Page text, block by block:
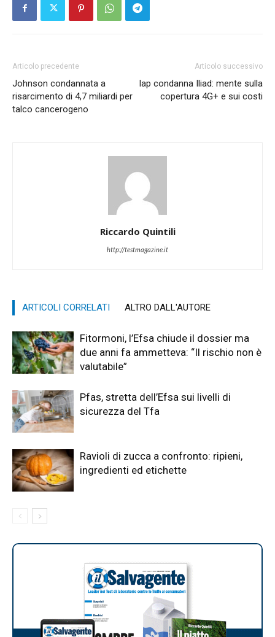
Articolo precedente
Johnson condannata a
risarcimento di 4,7 miliardi per
talco cancerogeno
Articolo successivo
Iap condanna Iliad: mente sulla
copertura 4G+ e sui costi
Riccardo Quintili
http://testmagazine.it
ARTICOLI CORRELATI ALTRO DALL'AUTORE
Fitormoni, l’Efsa chiude il dossier ma
due anni fa ammetteva: “Il rischio non è
valutabile”
Pfas, stretta dell’Efsa sui livelli di
sicurezza del Tfa
Ravioli di zucca a confronto: ripieni,
ingredienti ed etichette